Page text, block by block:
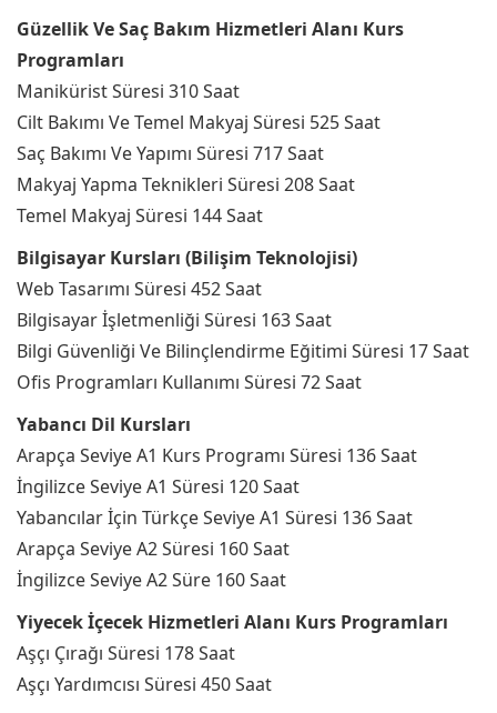
Güzellik Ve Saç Bakım Hizmetleri Alanı Kurs
Programları
Manikürist Süresi 310 Saat
Cilt Bakımı Ve Temel Makyaj Süresi 525 Saat
Saç Bakımı Ve Yapımı Süresi 717 Saat
Makyaj Yapma Teknikleri Süresi 208 Saat
Temel Makyaj Süresi 144 Saat
Bilgisayar Kursları (Bilişim Teknolojisi)
Web Tasarımı Süresi 452 Saat
Bilgisayar İşletmenliği Süresi 163 Saat
Bilgi Güvenliği Ve Bilinçlendirme Eğitimi Süresi 17 Saat
Ofis Programları Kullanımı Süresi 72 Saat
Yabancı Dil Kursları
Arapça Seviye A1 Kurs Programı Süresi 136 Saat
İngilizce Seviye A1 Süresi 120 Saat
Yabancılar İçin Türkçe Seviye A1 Süresi 136 Saat
Arapça Seviye A2 Süresi 160 Saat
İngilizce Seviye A2 Süre 160 Saat
Yiyecek İçecek Hizmetleri Alanı Kurs Programları
Aşçı Çırağı Süresi 178 Saat
Aşçı Yardımcısı Süresi 450 Saat